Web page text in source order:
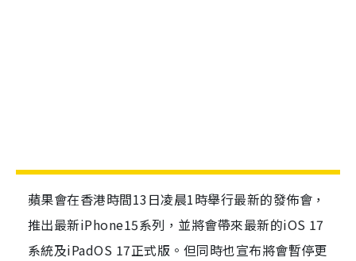
蘋果會在香港時間13日凌晨1時舉行最新的發佈會，
推出最新iPhone15系列，並將會帶來最新的iOS 17
系統及iPadOS 17正式版。但同時也宣布將會暫停更